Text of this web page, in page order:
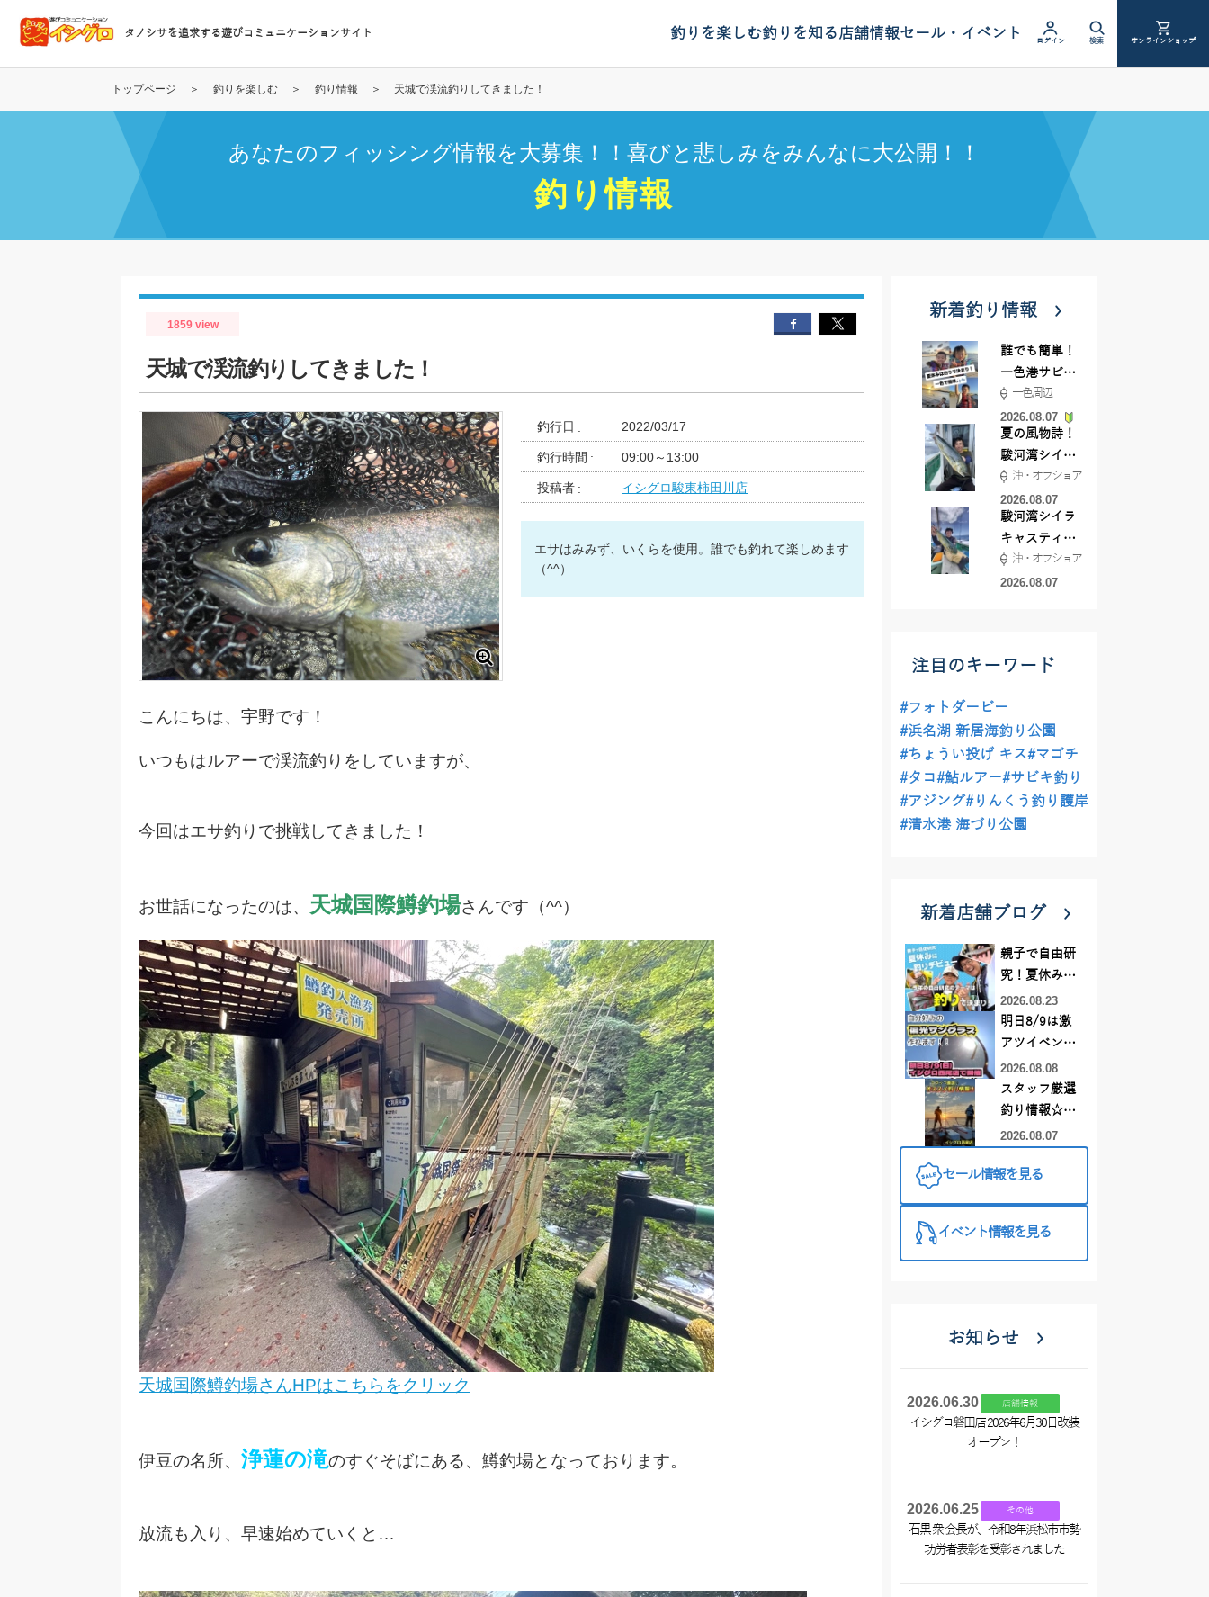
コ
テ
タノシサを追求する遊びコミュニケーションサイト 釣りを楽しむ釣りを知る店舗情報セール・イベント ログイン 検索 オンラインショップ
トップページ 釣りを楽しむ 釣り情報 天城で渓流釣りしてきました！
あなたのフィッシング情報を大募集！！喜びと悲しみをみんなに大公開！！
釣り情報
1859 view
天城で渓流釣りしてきました！
釣行日 2022/03/17
釣行時間 09:00～13:00
投稿者 イシグロ駿東柿田川店
エサはみみず、いくらを使用。誰でも釣れて楽しめます
（^^）
こんにちは、宇野です！
いつもはルアーで渓流釣りをしていますが、
今回はエサ釣りで挑戦してきました！
お世話になったのは、 天城国際鱒釣場さんです（^^）
天城国際鱒釣場さんHPはこちらをクリック
伊豆の名所、 浄蓮の滝のすぐそばにある、鱒釣場となっております。
放流も入り、早速始めていくと…
新着釣り情報
誰でも簡単！
一色港サビキ
＆ちょい投げ
一色周辺
2026.08.07
夏の風物詩！
駿河湾シイラ
キャスティン
グ行ってきま
した！！
沖・オフショア
2026.08.07
駿河湾シイラ
キャスティン
グ行ってきま
した！
沖・オフショア
2026.08.07
注目のキーワード
#フォトダービー
#浜名湖 新居海釣り公園
#ちょうい投げ キス#マゴチ
#タコ#鮎ルアー#サビキ釣り
#アジング#りんくう釣り護岸
#清水港 海づり公園
新着店舗ブログ
親子で自由研
究！夏休みに
釣りデビュー
2026.08.23
明日8/9は激
アツイベント
日！！！～オ
ーダー偏光グ
ラス受注会～
2026.08.08
スタッフ厳選
釣り情報☆彡
連休は何釣り
♪【イシグロ
2026.08.07
セール情報を見る
イベント情報を見る
お知らせ
2026.06.30 店舗情報
イシグロ磐田店 2026年6月30日改装
オープン！
2026.06.25 その他
石黒 衆 会長が、令和8年浜松市市勢
功労者表彰を受彰されました